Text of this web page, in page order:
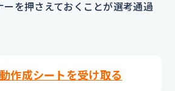
ーを押さえておくことが選考通過
作成シートを受け取る